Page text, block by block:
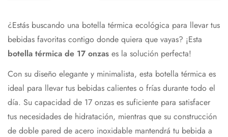
¿Estás buscando una botella térmica ecológica para llevar tus
bebidas favoritas contigo donde quiera que vayas? ¡Esta
botella térmica de 17 onzas es la solución perfecta!
Con su diseño elegante y minimalista, esta botella térmica es
ideal para llevar tus bebidas calientes o frías durante todo el
día. Su capacidad de 17 onzas es suficiente para satisfacer
tus necesidades de hidratación, mientras que su construcción
de doble pared de acero inoxidable mantendrá tu bebida a